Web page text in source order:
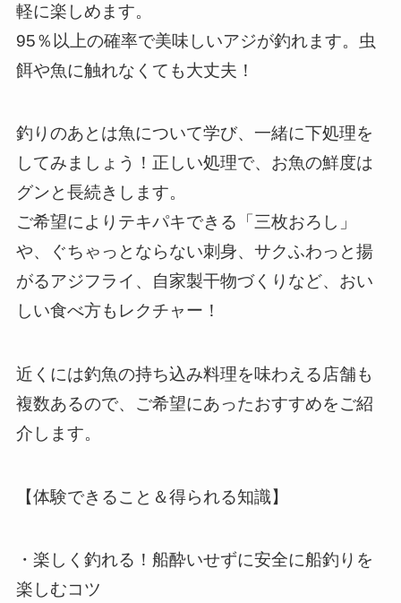
軽に楽しめます。
95％以上の確率で美味しいアジが釣れます。虫
餌や魚に触れなくても大丈夫！
釣りのあとは魚について学び、一緒に下処理を
してみましょう！正しい処理で、お魚の鮮度は
グンと長続きします。
ご希望によりテキパキできる「三枚おろし」
や、ぐちゃっとならない刺身、サクふわっと揚
がるアジフライ、自家製干物づくりなど、おい
しい食べ方もレクチャー！
近くには釣魚の持ち込み料理を味わえる店舗も
複数あるので、ご希望にあったおすすめをご紹
介します。
【体験できること＆得られる知識】
・楽しく釣れる！船酔いせずに安全に船釣りを
楽しむコツ